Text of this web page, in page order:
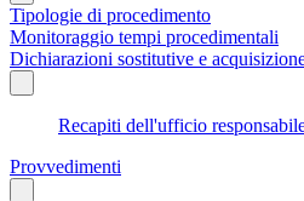
Tipologie di procedimento
Monitoraggio tempi procedimentali
Dichiarazioni sostitutive e
Recapiti dell'ufficio
Provvedimenti